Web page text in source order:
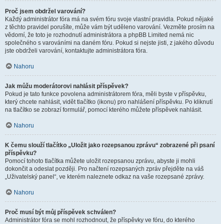
Proč jsem obdržel varování?
Každý administrátor fóra má na svém fóru svoje vlastní pravidla. Pokud nějaké
z těchto pravidel porušíte, může vám být uděleno varování. Vezměte prosím na
vědomí, že toto je rozhodnutí administrátora a phpBB Limited nemá nic
společného s varováními na daném fóru. Pokud si nejste jisti, z jakého důvodu
jste obdrželi varování, kontaktujte administrátora fóra.
Nahoru
Jak můžu moderátorovi nahlásit příspěvek?
Pokud je tato funkce povolena administrátorem fóra, měli byste v příspěvku,
který chcete nahlásit, vidět tlačítko (ikonu) pro nahlášení příspěvku. Po kliknutí
na tlačítko se zobrazí formulář, pomocí kterého můžete příspěvek nahlásit.
Nahoru
K čemu slouží tlačítko „Uložit jako rozepsanou zprávu“ zobrazené při psaní
příspěvku?
Pomocí tohoto tlačítka můžete uložit rozepsanou zprávu, abyste ji mohli
dokončit a odeslat později. Pro načtení rozepsaných zpráv přejděte na váš
„Uživatelský panel“, ve kterém naleznete odkaz na vaše rozepsané zprávy.
Nahoru
Proč musí být můj příspěvek schválen?
Administrátor fóra se mohl rozhodnout, že příspěvky ve fóru, do kterého